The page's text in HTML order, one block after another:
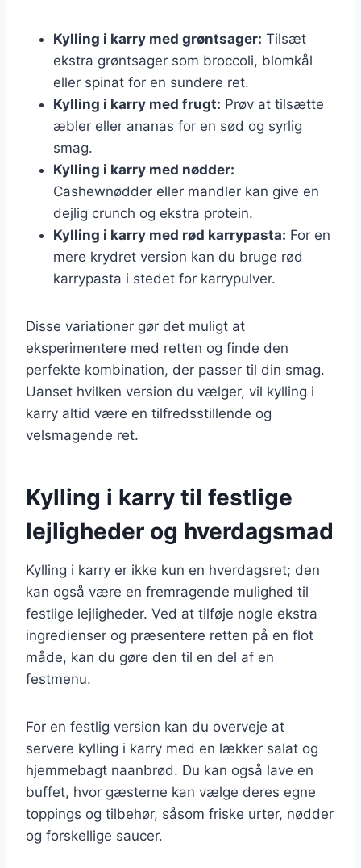
Kylling i karry med grøntsager: Tilsæt
ekstra grøntsager som broccoli, blomkål
eller spinat for en sundere ret.
Kylling i karry med frugt: Prøv at tilsætte
æbler eller ananas for en sød og syrlig
smag.
Kylling i karry med nødder:
Cashewnødder eller mandler kan give en
dejlig crunch og ekstra protein.
Kylling i karry med rød karrypasta: For en
mere krydret version kan du bruge rød
karrypasta i stedet for karrypulver.
Disse variationer gør det muligt at
eksperimentere med retten og finde den
perfekte kombination, der passer til din smag.
Uanset hvilken version du vælger, vil kylling i
karry altid være en tilfredsstillende og
velsmagende ret.
Kylling i karry til festlige
lejligheder og hverdagsmad
Kylling i karry er ikke kun en hverdagsret; den
kan også være en fremragende mulighed til
festlige lejligheder. Ved at tilføje nogle ekstra
ingredienser og præsentere retten på en flot
måde, kan du gøre den til en del af en
festmenu.
For en festlig version kan du overveje at
servere kylling i karry med en lækker salat og
hjemmebagt naanbrød. Du kan også lave en
buffet, hvor gæsterne kan vælge deres egne
toppings og tilbehør, såsom friske urter, nødder
og forskellige saucer.